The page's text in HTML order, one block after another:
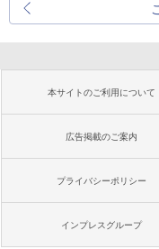
本サイトのご利用について
広告掲載のご案内
プライバシーポリシー
インプレスグループ